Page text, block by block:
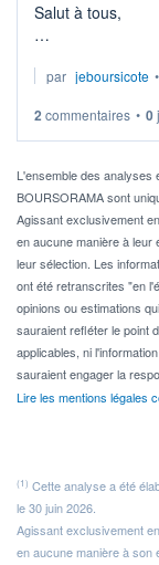
Salut à tous,
via un ETF
Idéalement, je
Pour l' ...
par jeboursicote •
2 commentaires • 0
L'ensemble des analyses
BOURSORAMA sont
Agissant exclusivement
en aucune manière à leur
leur sélection. Les
ont été retranscrites "en
opinions ou estimations
sauraient refléter le point
applicables, ni
sauraient engager la
Lire les mentions légales
(1) Cette analyse a été
le 30 juin 2026.
Agissant exclusivement
en aucune manière à son